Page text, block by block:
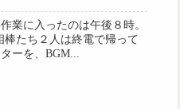
業に入ったのは午後８時。
たち２人は終電で帰って
ーを、BGM...